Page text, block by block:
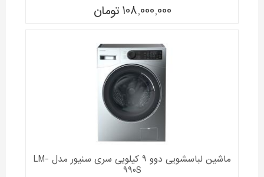
108,000,000 تومان
ماشین لباسشویی دوو 9 کیلویی سری سنیور مدل LM-
990S